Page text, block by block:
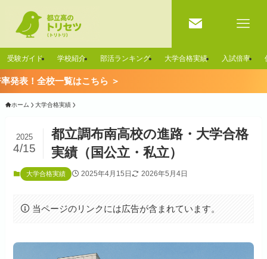
受験ガイド 学校紹介 部活ランキング 大学合格実績 入試倍率
覧はこちら ＞
ホーム 大学合格実績
都立調布南高校の進路・大学合格
実績（国公立・私立）
2025
4/15
大学合格実績 2025年4月15日 2026年5月4日
当ページのリンクには広告が含まれています。